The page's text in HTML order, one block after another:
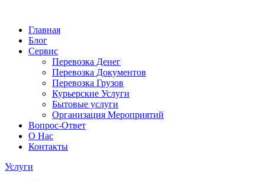
Главная
Блог
Сервис
Перевозка Денег
Перевозка Документов
Перевозка Грузов
Курьерские Услуги
Бытовые услуги
Организация Мероприятий
Вопрос-Ответ
О Нас
Контакты
Услуги